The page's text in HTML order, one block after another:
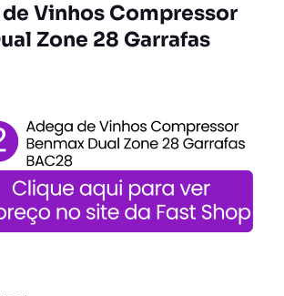
de Vinhos Compressor
Zone 28 Garrafas